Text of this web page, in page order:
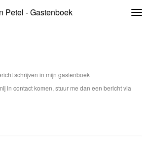
Petel - Gastenboek
schrijven in mijn gastenboek
in contact komen, stuur me dan een bericht via